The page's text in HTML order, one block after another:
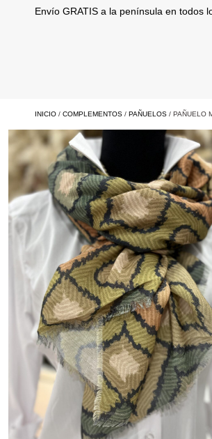
Envío GRATIS a la península en todos
INICIO / COMPLEMENTOS / PAÑUELOS / PAÑUELO